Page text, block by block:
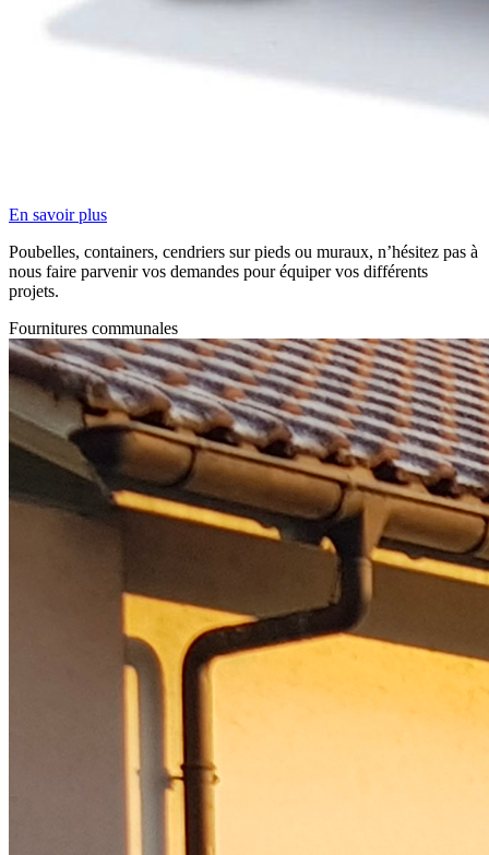
En savoir plus
Poubelles, containers, cendriers sur pieds ou muraux, n’hésitez pas à
nous faire parvenir vos demandes pour équiper vos différents
projets.
Fournitures communales